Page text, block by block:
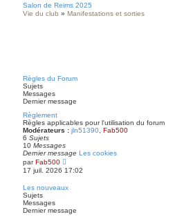
Salon de Reims 2025
Vie du club » Manifestations et sorties
Règles du Forum
Sujets
Messages
Dernier message
Règlement
Règles applicables pour l'utilisation du forum
Modérateurs : jln51390 Fab500
6 Sujets
10 Messages
Dernier message Les cookies
parFab500
o
i
l
e
17 juil. 2026 17:02
Les nouveaux
Sujets
Messages
Dernier message